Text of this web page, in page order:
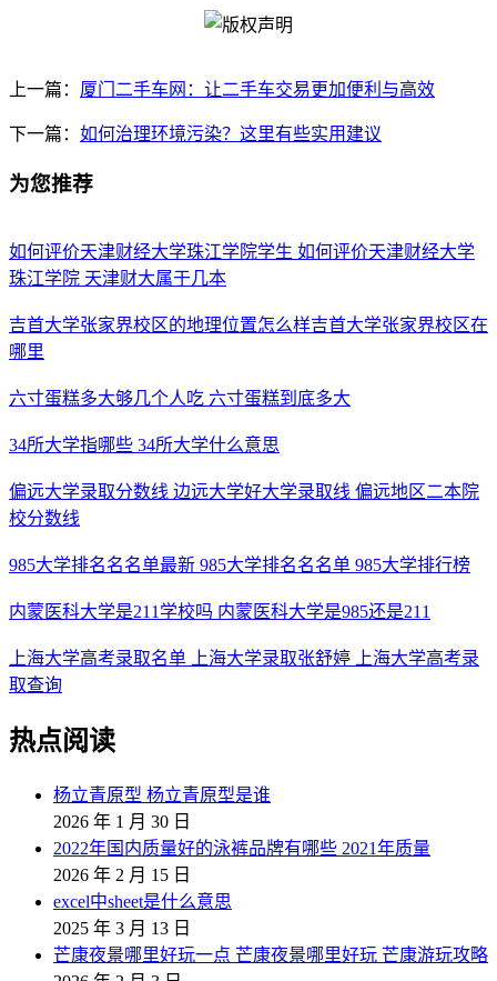
上一篇： 厦门二手车网：让二手车交易更加便利与高效
下一篇： 如何治理环境污染？这里有些实用建议
为您推荐
如何评价天津财经大学珠江学院学生 如何评价天津财经大学
珠江学院 天津财大属于几本
吉首大学张家界校区的地理位置怎么样吉首大学张家界校区在
哪里
六寸蛋糕多大够几个人吃 六寸蛋糕到底多大
34所大学指哪些 34所大学什么意思
偏远大学录取分数线 边远大学好大学录取线 偏远地区二本院
校分数线
985大学排名名名单最新 985大学排名名名单 985大学排行榜
内蒙医科大学是211学校吗 内蒙医科大学是985还是211
上海大学高考录取名单 上海大学录取张舒婷 上海大学高考录
取查询
热点阅读
杨立青原型 杨立青原型是谁
2026 年 1 月 30 日
2022年国内质量好的泳裤品牌有哪些 2021年质量
2026 年 2 月 15 日
excel中sheet是什么意思
2025 年 3 月 13 日
芒康夜景哪里好玩一点 芒康夜景哪里好玩 芒康游玩攻略